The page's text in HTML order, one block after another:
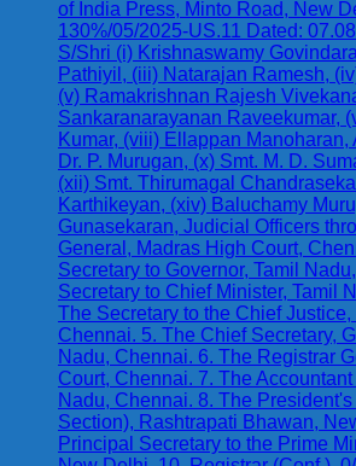
of India Press, Minto Road, New
130%/05/2025-US.11 Dated:
S/Shri (i) Krishnaswamy
Pathiyil, (iii) Natarajan Ramesh,
(v) Ramakrishnan Rajesh
Sankaranarayanan Raveekumar,
Kumar, (viii) Ellappan Manoharan,
Dr. P. Murugan, (x) Smt. M. D.
(xii) Smt. Thirumagal
Karthikeyan, (xiv) Baluchamy
Gunasekaran, Judicial Officers
General, Madras High Court,
Secretary to Governor, Tamil
Secretary to Chief Minister, Tamil
The Secretary to the Chief
Chennai. 5. The Chief Secretary,
Nadu, Chennai. 6. The Registrar
Court, Chennai. 7. The Accountant
Nadu, Chennai. 8. The President's
Section), Rashtrapati Bhawan,
Principal Secretary to the Prime